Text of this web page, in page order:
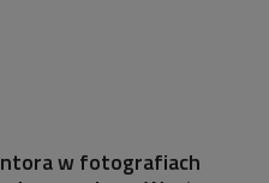
w fotografiach